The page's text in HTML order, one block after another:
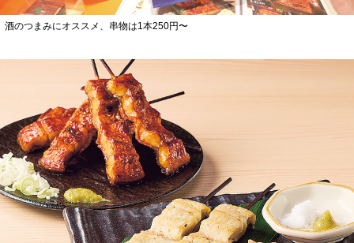
酒のつまみにオススメ、串物は1本250円〜